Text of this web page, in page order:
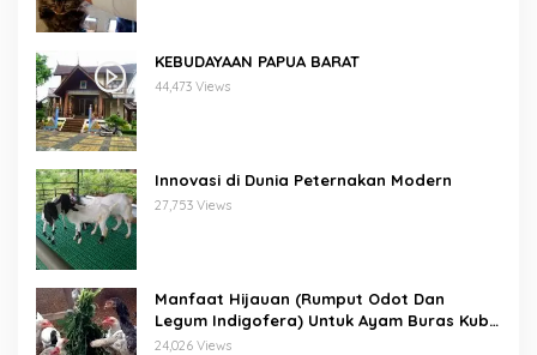
KEBUDAYAAN PAPUA BARAT
44,473 Views
Innovasi di Dunia Peternakan Modern
27,753 Views
Manfaat Hijauan (Rumput Odot Dan
Legum Indigofera) Untuk Ayam Buras Kub
Dan Sensi
24,026 Views